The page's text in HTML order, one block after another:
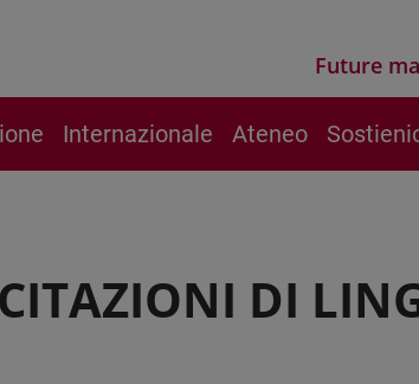
Future
Internazionale Ateneo
DI